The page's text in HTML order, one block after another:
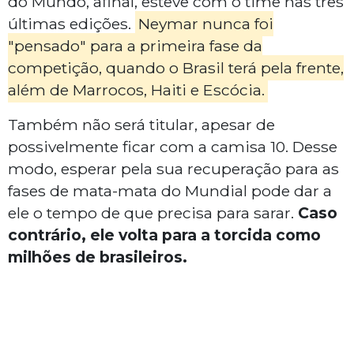
últimas edições. Neymar nunca foi
"pensado" para a primeira fase da
competição, quando o Brasil terá pela frente,
além de Marrocos, Haiti e Escócia.
Também não será titular, apesar de
possivelmente ficar com a camisa 10. Desse
modo, esperar pela sua recuperação para as
fases de mata-mata do Mundial pode dar a
ele o tempo de que precisa para sarar. Caso
contrário, ele volta para a torcida como
milhões de brasileiros.